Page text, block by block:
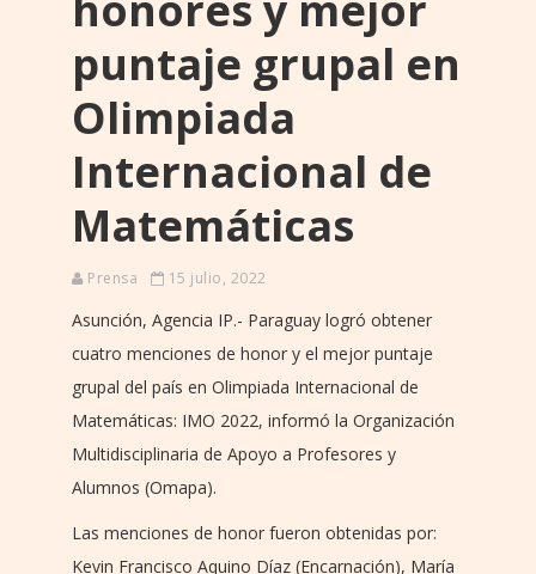
puntaje grupal en
Olimpiada
Internacional de
Matemáticas
Prensa 15 julio, 2022
Asunción, Agencia IP.- Paraguay logró obtener
cuatro menciones de honor y el mejor puntaje
grupal del país en Olimpiada Internacional de
Matemáticas: IMO 2022, informó la Organización
Multidisciplinaria de Apoyo a Profesores y
Alumnos (Omapa).
Las menciones de honor fueron obtenidas por:
Kevin Francisco Aquino Díaz (Encarnación), María